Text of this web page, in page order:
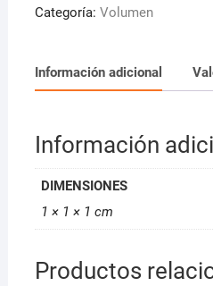
Volumen
*D
cantidad
Categoría: Volumen
Información adicional
Información
DIMENSIONES
1 × 1 × 1 cm
Productos